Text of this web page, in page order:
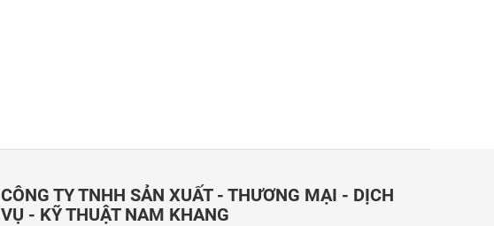
CÔNG TY TNHH SẢN XUẤT - THƯƠNG MẠI - DỊCH
VỤ - KỸ THUẬT NAM KHANG